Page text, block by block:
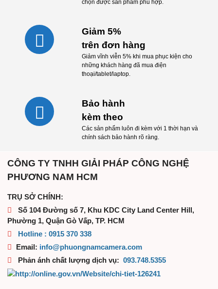
chọn được sản phẩm phù hợp.
Giảm 5%
trên đơn hàng
Giảm vĩnh viễn 5% khi mua phục kiện cho
những khách hàng đã mua điện
thoại/tablet/laptop.
Bảo hành
kèm theo
Các sản phẩm luôn đi kèm với 1 thời hạn và
chính sách bảo hành rõ ràng.
CÔNG TY TNHH GIẢI PHÁP CÔNG NGHỆ
PHƯƠNG NAM HCM
TRỤ SỞ CHÍNH:
Số 104 Đường số 7, Khu KDC City Land Center Hill,
Phường 1, Quận Gò Vấp, TP. HCM
Hotline : 0915 370 338
Email: info@phuongnamcamera.com
Phản ánh chất lượng dịch vụ: 093.748.5355